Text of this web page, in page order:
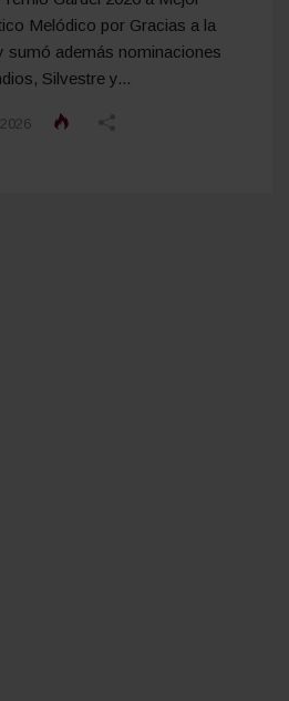
Melódico por Gracias a la
sumó además nominaciones
Silvestre y...